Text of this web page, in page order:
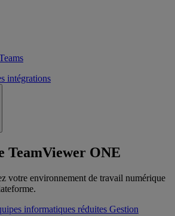
intégrations
TeamViewer ONE
votre environnement de travail numérique
informatiques réduites Gestion